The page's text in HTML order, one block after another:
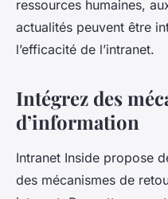
ressources humaines,
actualités peuvent être
l’efficacité de l’intranet.
Intégrez des
d’information
Intranet Inside propose
des mécanismes de